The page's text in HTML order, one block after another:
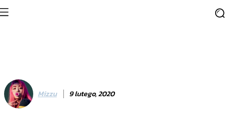
Mizzu 9 lutego, 2020